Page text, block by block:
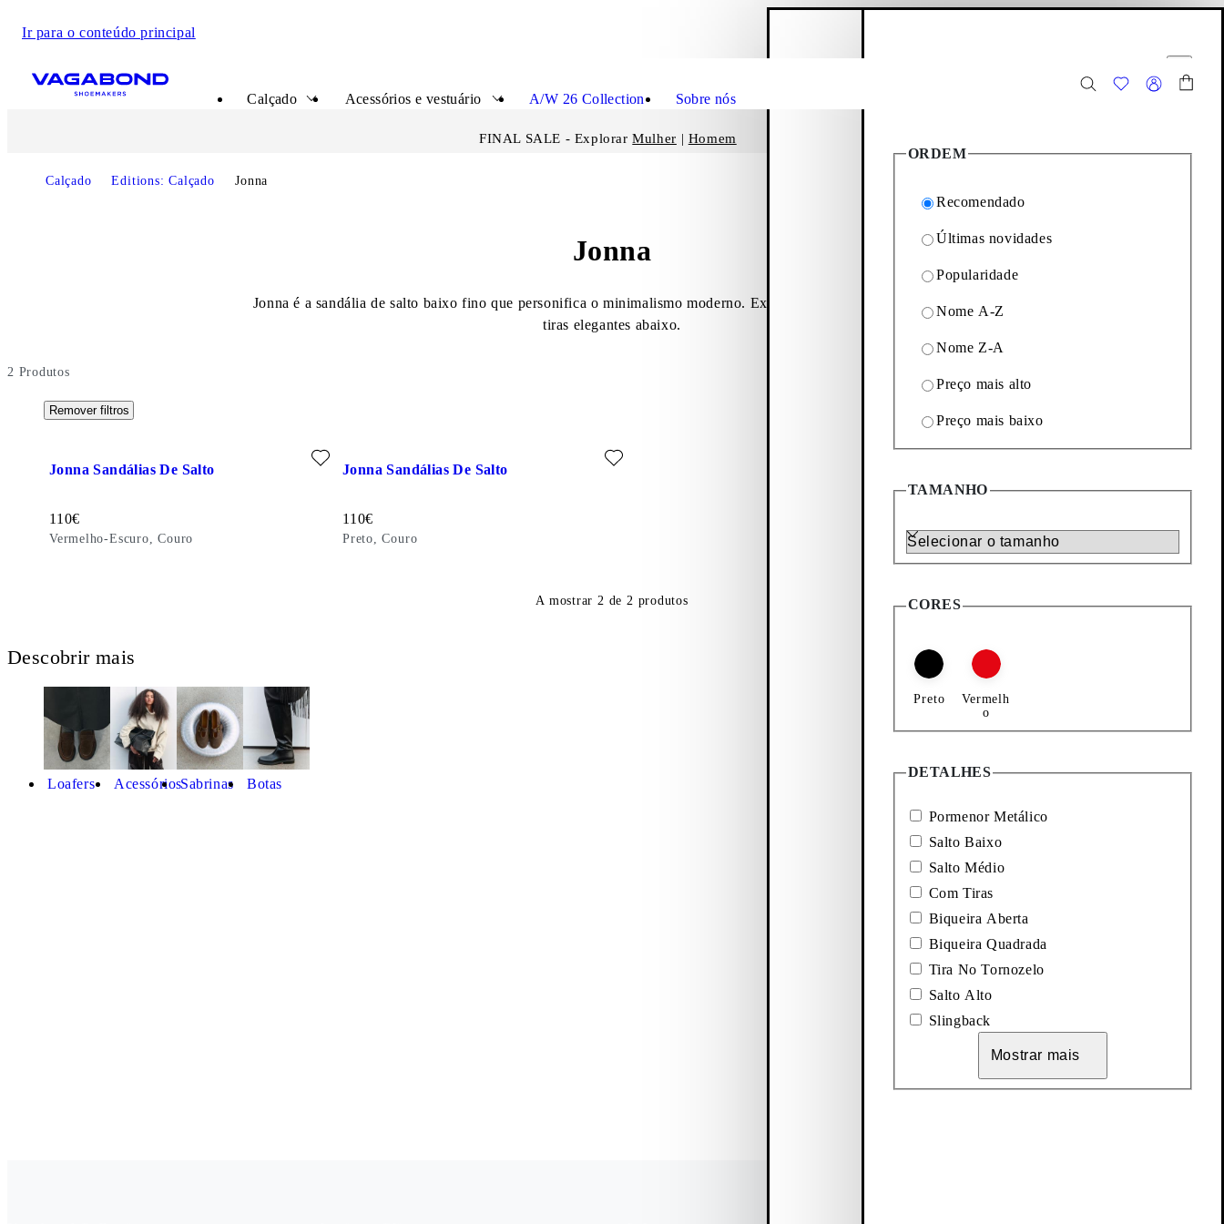
Ir para o conteúdo principal
Calçado
Acessórios e vestuário A/W 26 Collection Sobre nós
FINAL SALE - Explorar Mulher | Homem
Calçado Editions: Calçado Jonna
Jonna
Jonna é a sandália de salto baixo fino que personifica o minimalismo moderno. Explora a seleção de sandálias com
tiras elegantes abaixo.
2 Produtos
Remover filtros
Jonna Sandálias De Salto
Preço:
110€
Vermelho-Escuro, Couro
Adicionar favorito: JONNA SANDÁLIAS DE SALTO (Vermelho-Escuro, Couro)
Jonna Sandálias De Salto
Preço:
110€
Preto, Couro
Adicionar favorito: JONNA SANDÁLIAS DE SALTO (Preto, Couro)
A mostrar 2 de 2 produtos
Descobrir mais
Loafers AcessóriosSabrinas Botas
ORDEM
Recomendado
Últimas novidades
Popularidade
Nome A-Z
Nome Z-A
Preço mais alto
Preço mais baixo
TAMANHO
Tamanho
CORES
Preto
Vermelh
o
DETALHES
Pormenor Metálico
Salto Baixo
Salto Médio
Com Tiras
Biqueira Aberta
Biqueira Quadrada
Tira No Tornozelo
Salto Alto
Slingback
Mostrar mais
Produtos